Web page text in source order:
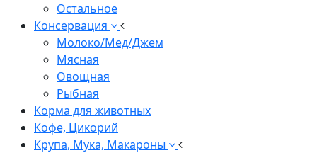
Остальное
Консервация
Молоко/Мед/Джем
Мясная
Овощная
Рыбная
Корма для животных
Кофе, Цикорий
Крупа, Мука, Макароны